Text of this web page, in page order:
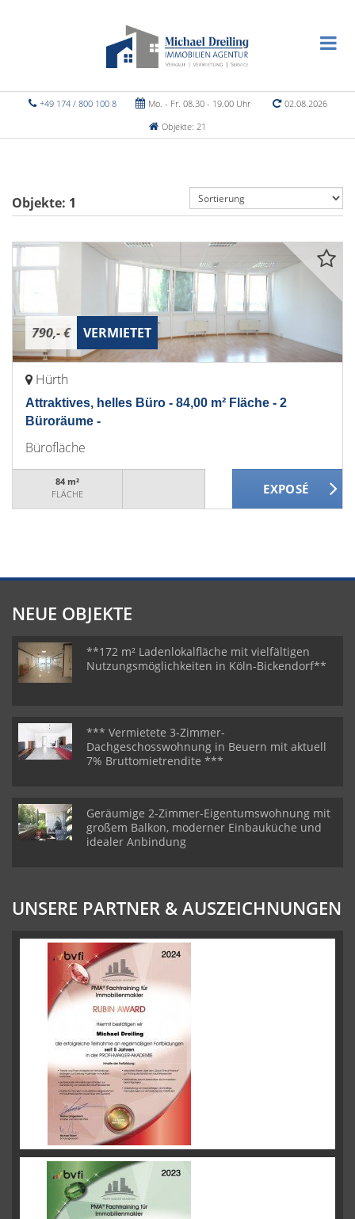
+49 174 / 800 100 8 Mo. - Fr. 08.30 - 19.00 Uhr
02.08.2026
Objekte: 21
Objekte: 1
790,- € VERMIETET
Hürth
Attraktives, helles Büro - 84,00 m² Fläche - 2
Büroräume -
Bürofläche
84 m²
FLÄCHE
NEUE OBJEKTE
**172 m² Ladenlokalfläche mit vielfältigen
Nutzungsmöglichkeiten in Köln-Bickendorf**
*** Vermietete 3-Zimmer-
Dachgeschosswohnung in Beuern mit aktuell
7% Bruttomietrendite ***
Geräumige 2-Zimmer-Eigentumswohnung mit
großem Balkon, moderner Einbauküche und
idealer Anbindung
UNSERE PARTNER & AUSZEICHNUNGEN